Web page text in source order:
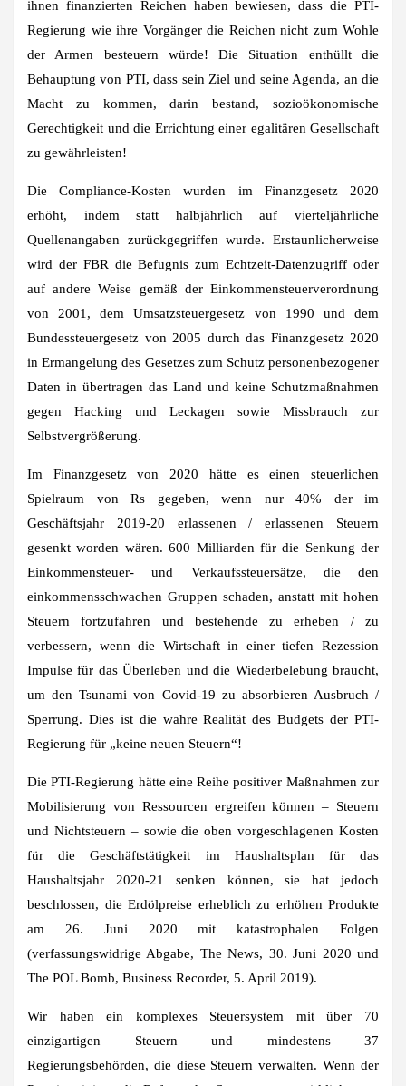
ihnen finanzierten Reichen haben bewiesen, dass die PTI-
Regierung wie ihre Vorgänger die Reichen nicht zum Wohle
der Armen besteuern würde! Die Situation enthüllt die
Behauptung von PTI, dass sein Ziel und seine Agenda, an die
Macht zu kommen, darin bestand, sozioökonomische
Gerechtigkeit und die Errichtung einer egalitären Gesellschaft
zu gewährleisten!
Die Compliance-Kosten wurden im Finanzgesetz 2020
erhöht, indem statt halbjährlich auf vierteljährliche
Quellenangaben zurückgegriffen wurde. Erstaunlicherweise
wird der FBR die Befugnis zum Echtzeit-Datenzugriff oder
auf andere Weise gemäß der Einkommensteuerverordnung
von 2001, dem Umsatzsteuergesetz von 1990 und dem
Bundessteuergesetz von 2005 durch das Finanzgesetz 2020
in Ermangelung des Gesetzes zum Schutz personenbezogener
Daten in übertragen das Land und keine Schutzmaßnahmen
gegen Hacking und Leckagen sowie Missbrauch zur
Selbstvergrößerung.
Im Finanzgesetz von 2020 hätte es einen steuerlichen
Spielraum von Rs gegeben, wenn nur 40% der im
Geschäftsjahr 2019-20 erlassenen / erlassenen Steuern
gesenkt worden wären. 600 Milliarden für die Senkung der
Einkommensteuer- und Verkaufssteuersätze, die den
einkommensschwachen Gruppen schaden, anstatt mit hohen
Steuern fortzufahren und bestehende zu erheben / zu
verbessern, wenn die Wirtschaft in einer tiefen Rezession
Impulse für das Überleben und die Wiederbelebung braucht,
um den Tsunami von Covid-19 zu absorbieren Ausbruch /
Sperrung. Dies ist die wahre Realität des Budgets der PTI-
Regierung für „keine neuen Steuern“!
Die PTI-Regierung hätte eine Reihe positiver Maßnahmen zur
Mobilisierung von Ressourcen ergreifen können – Steuern
und Nichtsteuern – sowie die oben vorgeschlagenen Kosten
für die Geschäftstätigkeit im Haushaltsplan für das
Haushaltsjahr 2020-21 senken können, sie hat jedoch
beschlossen, die Erdölpreise erheblich zu erhöhen Produkte
am 26. Juni 2020 mit katastrophalen Folgen
(verfassungswidrige Abgabe, The News, 30. Juni 2020 und
The POL Bomb, Business Recorder, 5. April 2019).
Wir haben ein komplexes Steuersystem mit über 70
einzigartigen Steuern und mindestens 37
Regierungsbehörden, die diese Steuern verwalten. Wenn der